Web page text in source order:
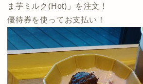
ま芋ミルク(Hot)」を注文！
優待券を使ってお支払い！